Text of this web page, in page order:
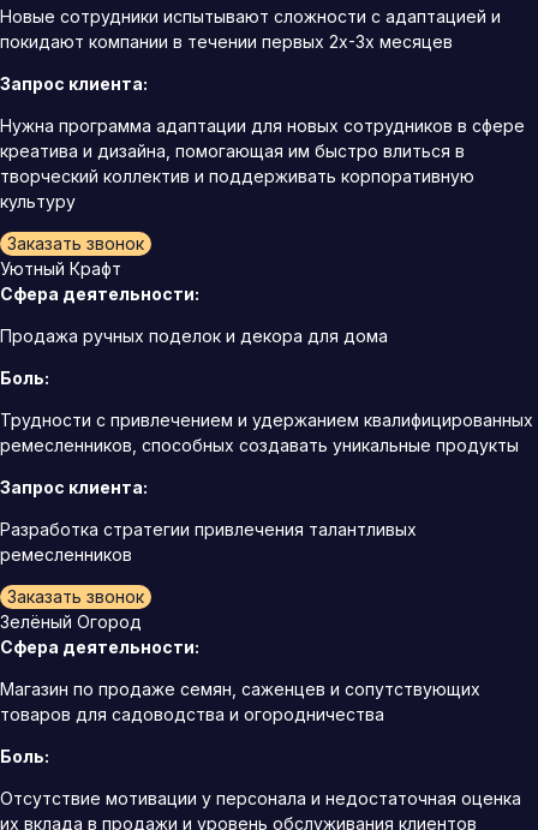
Новые сотрудники испытывают сложности с адаптацией и
покидают компании в течении первых 2х-3х месяцев
Запрос клиента:
Нужна программа адаптации для новых сотрудников в сфере
креатива и дизайна, помогающая им быстро влиться в
творческий коллектив и поддерживать корпоративную
культуру
Заказать звонок
Уютный Крафт
Сфера деятельности:
Продажа ручных поделок и декора для дома
Боль:
Трудности с привлечением и удержанием квалифицированных
ремесленников, способных создавать уникальные продукты
Запрос клиента:
Разработка стратегии привлечения талантливых
ремесленников
Заказать звонок
Зелёный Огород
Сфера деятельности:
Магазин по продаже семян, саженцев и сопутствующих
товаров для садоводства и огородничества
Боль:
Отсутствие мотивации у персонала и недостаточная оценка
их вклада в продажи и уровень обслуживания клиентов